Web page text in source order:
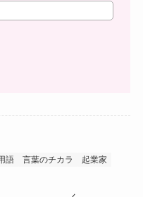
語 言葉のチカラ 起業家